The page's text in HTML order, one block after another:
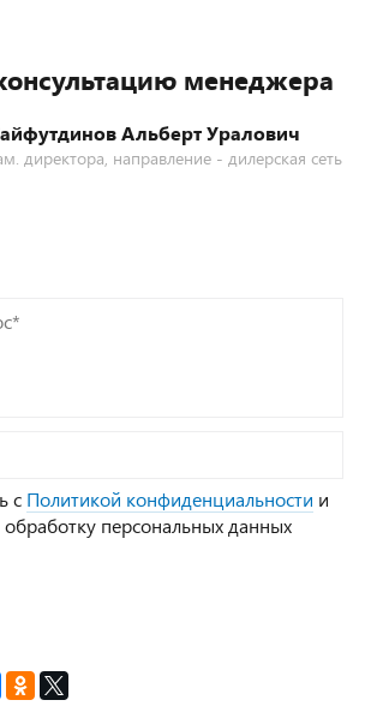
менеджера
Альберт Уралович
директора, направление - дилерская сеть
с Политикой конфиденциальности и
обработку персональных данных